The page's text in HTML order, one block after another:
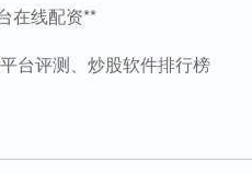
在线配资**
台评测、炒股软件排行榜